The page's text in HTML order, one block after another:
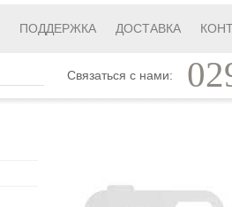
ПОДДЕРЖКА ДОСТАВКА
Связаться с нами: